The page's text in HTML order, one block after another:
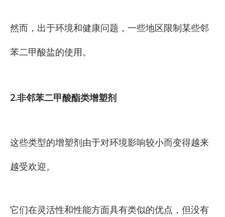
然而，出于环境和健康问题，一些地区限制某些邻
苯二甲酸盐的使用。
2.非邻苯二甲酸酯类增塑剂
这些类型的增塑剂由于对环境影响较小而变得越来
越受欢迎。
它们在灵活性和性能方面具有类似的优点，但没有